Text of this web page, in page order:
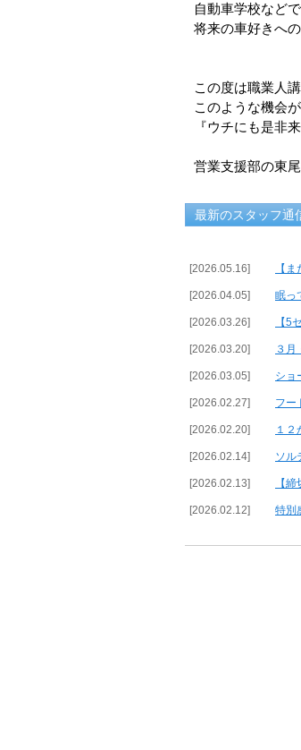
自動車学校など
将来の車好きへ
この度は職業人
このような機会
『ウチにも是非
営業支援部の東尾
最新のスタッフ通
[2026.05.16] 【
[2026.04.05] 眠っ
[2026.03.26] 【5
[2026.03.20] ３
[2026.03.05] ショ
[2026.02.27] フー
[2026.02.20] １２
[2026.02.14] ソル
[2026.02.13] 【
[2026.02.12] 特別